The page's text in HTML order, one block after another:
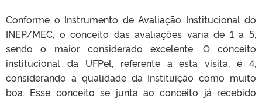
Conforme o Instrumento de Avaliação Institucional do
INEP/MEC, o conceito das avaliações varia de 1 a 5,
sendo o maior considerado excelente. O conceito
institucional da UFPel, referente a esta visita, é 4,
considerando a qualidade da Instituição como muito
boa. Esse conceito se junta ao conceito já recebido